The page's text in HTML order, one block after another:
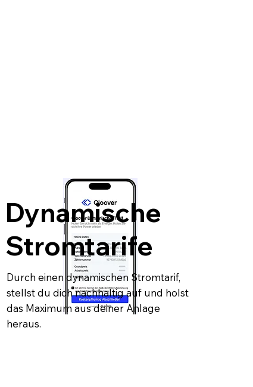
Dynamische
Stromtarife
Durch einen dynamischen Stromtarif,
stellst du dich nachhaltig auf und holst
das Maximum aus deiner Anlage
heraus.